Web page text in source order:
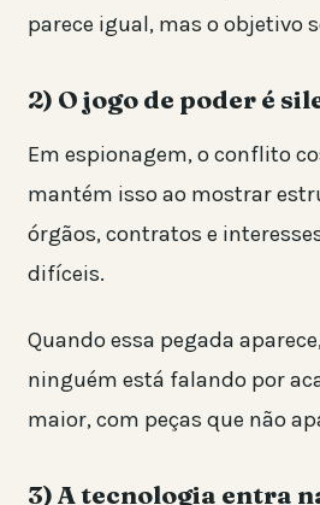
parece igual, mas o objetivo
2) O jogo de poder é
Em espionagem, o conflito
mantém isso ao mostrar
órgãos, contratos e
difíceis.
Quando essa pegada
ninguém está falando por
maior, com peças que não
3) A tecnologia entra